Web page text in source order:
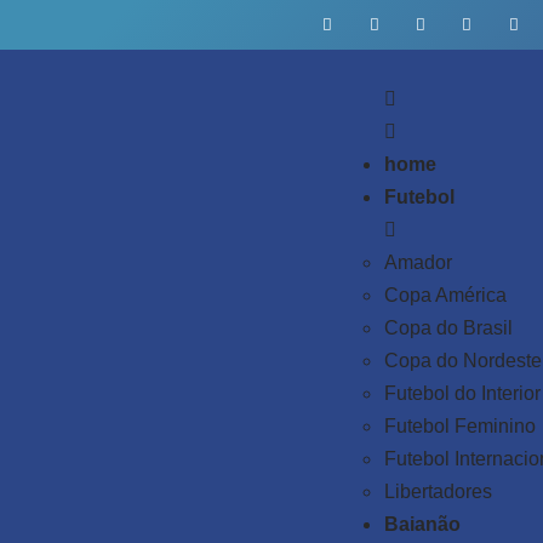
home
Futebol
Amador
Copa América
Copa do Brasil
Copa do Nordeste
Futebol do Interior
Futebol Feminino
Futebol
Libertadores
Baianão